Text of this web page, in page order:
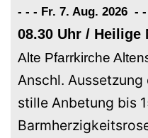
- - - Fr. 7. Aug. 2026 - -
08.30 Uhr / Heilige
Alte Pfarrkirche
Anschl.
stille Anbetung bis